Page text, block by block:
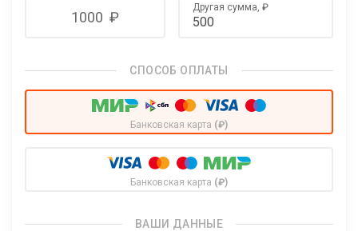
1000 ₽
Другая сумма, ₽
СПОСОБ ОПЛАТЫ
Банковская карта (₽)
Банковская карта (₽)
ВАШИ ДАННЫЕ